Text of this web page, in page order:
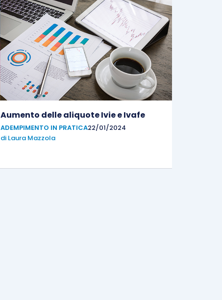
Aumento delle aliquote Ivie e Ivafe
ADEMPIMENTO IN PRATICA22/01/2024
di Laura Mazzola